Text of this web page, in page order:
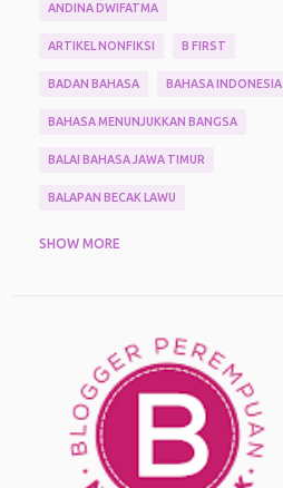
ANDINA DWIFATMA
ARTIKEL NONFIKSI B FIRST
BADAN BAHASA BAHASA INDONESIA
BAHASA MENUNJUKKAN BANGSA
BALAI BAHASA JAWA TIMUR
BALAPAN BECAK LAWU
BLOGGER BLOGGING
BPJS KESEHATAN BUAH
BUAH MENTEGA
BUKTI PEMBAYARAN PKB BUKU
SHOW MORE